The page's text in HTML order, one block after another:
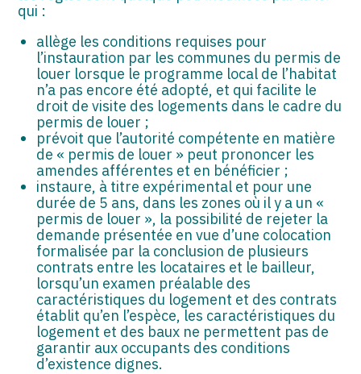
qui :
allège les conditions requises pour
l’instauration par les communes du permis de
louer lorsque le programme local de l’habitat
n’a pas encore été adopté, et qui facilite le
droit de visite des logements dans le cadre du
permis de louer ;
prévoit que l’autorité compétente en matière
de « permis de louer » peut prononcer les
amendes afférentes et en bénéficier ;
instaure, à titre expérimental et pour une
durée de 5 ans, dans les zones où il y a un «
permis de louer », la possibilité de rejeter la
demande présentée en vue d’une colocation
formalisée par la conclusion de plusieurs
contrats entre les locataires et le bailleur,
lorsqu’un examen préalable des
caractéristiques du logement et des contrats
établit qu’en l’espèce, les caractéristiques du
logement et des baux ne permettent pas de
garantir aux occupants des conditions
d’existence dignes.